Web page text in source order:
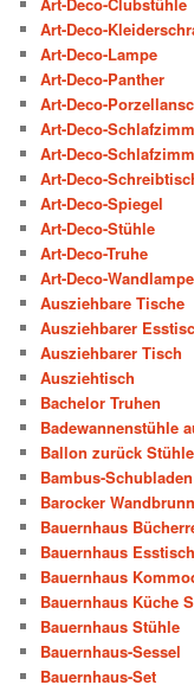
Art-Deco-
Art-Deco-Lampe
Art-Deco-Panther
Art-Deco-
Art-Deco-
Art-Deco-
Art-Deco-
Art-Deco-Spiegel
Art-Deco-Stühle
Art-Deco-Truhe
Art-Deco-
Ausziehbare Tische
Ausziehbarer
Ausziehbarer Tisch
Ausziehtisch
Bachelor Truhen
Badewannenstühle
Ballon zurück Stühle
Bambus-Schubladen
Barocker
Bauernhaus
Bauernhaus Esstisch
Bauernhaus
Bauernhaus Küche
Bauernhaus Stühle
Bauernhaus-Sessel
Bauernhaus-Set